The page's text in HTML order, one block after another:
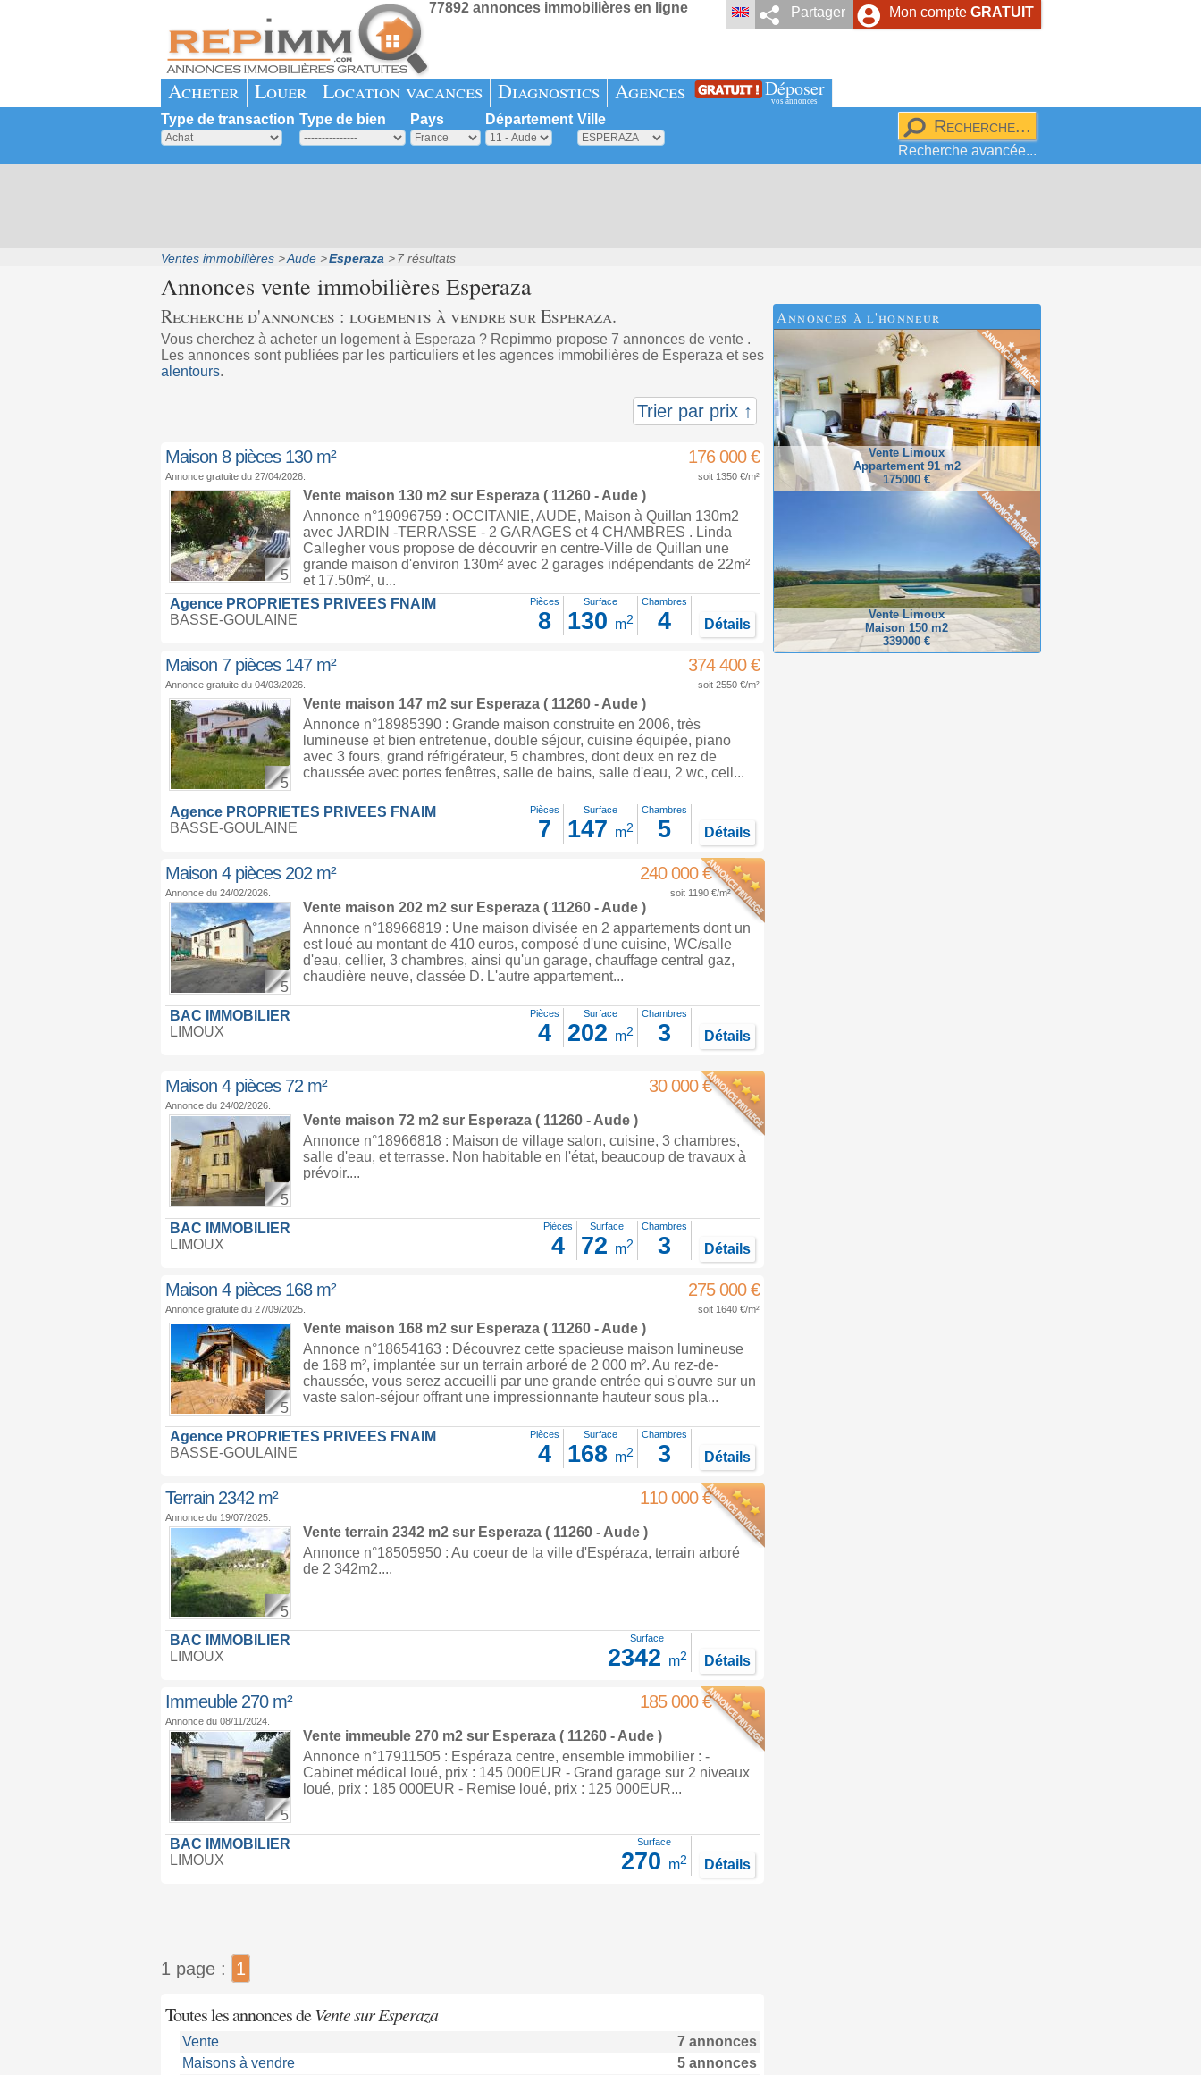
Mon compte GRATUIT
Partager
77892 annonces immobilières en ligne
Acheter Louer Location vacances Diagnostics Agences Déposer
vos annonces
Type de transaction Type de bien Pays Département Ville
Recherche avancée...
Ventes immobilières Aude Esperaza 7 résultats
Annonces vente immobilières Esperaza
Recherche d'annonces : logements à vendre sur Esperaza.
Vous cherchez à acheter un logement à Esperaza ? Repimmo propose 7 annonces de vente .
Les annonces sont publiées par les particuliers et les agences immobilières de Esperaza et ses
alentours.
Trier par prix ↑
Maison 8 pièces 130 m² 176 000 €
Annonce gratuite du 27/04/2026. soit 1350 €/m²
5
Vente maison 130 m2 sur Esperaza( 11260 - Aude )
Annonce n°19096759 : OCCITANIE, AUDE, Maison à Quillan 130m2
avec JARDIN -TERRASSE - 2 GARAGES et 4 CHAMBRES . Linda
Callegher vous propose de découvrir en centre-Ville de Quillan une
grande maison d'environ 130m² avec 2 garages indépendants de 22m²
et 17.50m², u...
Agence PROPRIETES PRIVEES FNAIM
BASSE-GOULAINE
Pièces
8
Surface
130 m2
Chambres
4 Détails
Maison 7 pièces 147 m² 374 400 €
Annonce gratuite du 04/03/2026. soit 2550 €/m²
5
Vente maison 147 m2 sur Esperaza( 11260 - Aude )
Annonce n°18985390 : Grande maison construite en 2006, très
lumineuse et bien entretenue, double séjour, cuisine équipée, piano
avec 3 fours, grand réfrigérateur, 5 chambres, dont deux en rez de
chaussée avec portes fenêtres, salle de bains, salle d'eau, 2 wc, cell...
Agence PROPRIETES PRIVEES FNAIM
BASSE-GOULAINE
Pièces
7
Surface
147 m2
Chambres
5 Détails
Maison 4 pièces 202 m² 240 000 €
Annonce du 24/02/2026. soit 1190 €/m²
5
Vente maison 202 m2 sur Esperaza( 11260 - Aude )
Annonce n°18966819 : Une maison divisée en 2 appartements dont un
est loué au montant de 410 euros, composé d'une cuisine, WC/salle
d'eau, cellier, 3 chambres, ainsi qu'un garage, chauffage central gaz,
chaudière neuve, classée D. L'autre appartement...
BAC IMMOBILIER
LIMOUX
Pièces
4
Surface
202 m2
Chambres
3 Détails
Maison 4 pièces 72 m² 30 000 €
Annonce du 24/02/2026.
5
Vente maison 72 m2 sur Esperaza( 11260 - Aude )
Annonce n°18966818 : Maison de village salon, cuisine, 3 chambres,
salle d'eau, et terrasse. Non habitable en l'état, beaucoup de travaux à
prévoir....
BAC IMMOBILIER
LIMOUX
Pièces
4
Surface
72 m2
Chambres
3 Détails
Maison 4 pièces 168 m² 275 000 €
Annonce gratuite du 27/09/2025. soit 1640 €/m²
5
Vente maison 168 m2 sur Esperaza( 11260 - Aude )
Annonce n°18654163 : Découvrez cette spacieuse maison lumineuse
de 168 m², implantée sur un terrain arboré de 2 000 m². Au rez-de-
chaussée, vous serez accueilli par une grande entrée qui s'ouvre sur un
vaste salon-séjour offrant une impressionnante hauteur sous pla...
Agence PROPRIETES PRIVEES FNAIM
BASSE-GOULAINE
Pièces
4
Surface
168 m2
Chambres
3 Détails
Terrain 2342 m² 110 000 €
Annonce du 19/07/2025.
5
Vente terrain 2342 m2 sur Esperaza( 11260 - Aude )
Annonce n°18505950 : Au coeur de la ville d'Espéraza, terrain arboré
de 2 342m2....
BAC IMMOBILIER
LIMOUX
Surface
2342 m2 Détails
Immeuble 270 m² 185 000 €
Annonce du 08/11/2024.
5
Vente immeuble 270 m2 sur Esperaza( 11260 - Aude )
Annonce n°17911505 : Espéraza centre, ensemble immobilier : -
Cabinet médical loué, prix : 145 000EUR - Grand garage sur 2 niveaux
loué, prix : 185 000EUR - Remise loué, prix : 125 000EUR...
BAC IMMOBILIER
LIMOUX
Surface
270 m2 Détails
1 page : 1
Toutes les annonces deVente sur Esperaza
Vente
7 annonces
Maisons à vendre
5 annonces
Annonces à l'honneur
Vente Limoux
Appartement 91 m2
175000 €
Vente Limoux
Maison 150 m2
339000 €